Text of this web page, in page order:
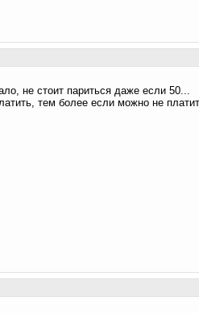
не стоит париться даже если 50...
тем более если можно не